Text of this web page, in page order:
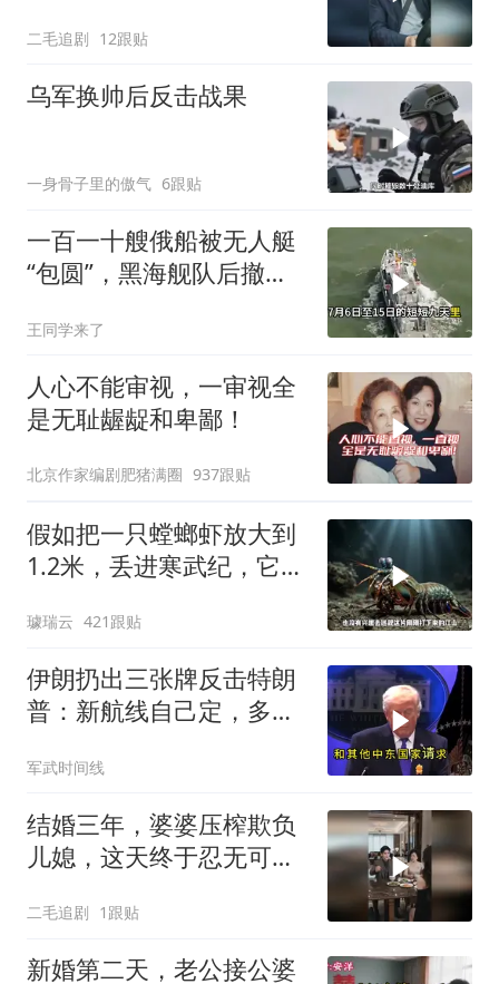
二毛追剧 12跟贴
乌军换帅后反击战果
一身骨子里的傲气 6跟贴
一百一十艘俄船被无人艇
“包圆”，黑海舰队后撤数
王同学来了
人心不能审视，一审视全
是无耻龌龊和卑鄙！
北京作家编剧肥猪满圈 937跟贴
假如把一只螳螂虾放大到
1.2米，丢进寒武纪，它能
璩瑞云 421跟贴
伊朗扔出三张牌反击特朗
普：新航线自己定，多国
前状态
军武时间线
结婚三年，婆婆压榨欺负
儿媳，这天终于忍无可
二毛追剧 1跟贴
新婚第二天，老公接公婆